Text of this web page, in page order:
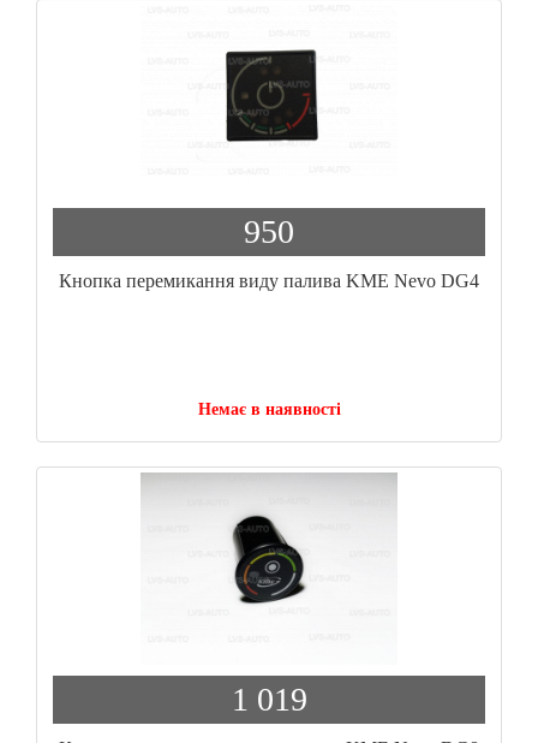
950
Кнопка перемикання виду палива KME Nevo DG4
Немає в наявності
1 019